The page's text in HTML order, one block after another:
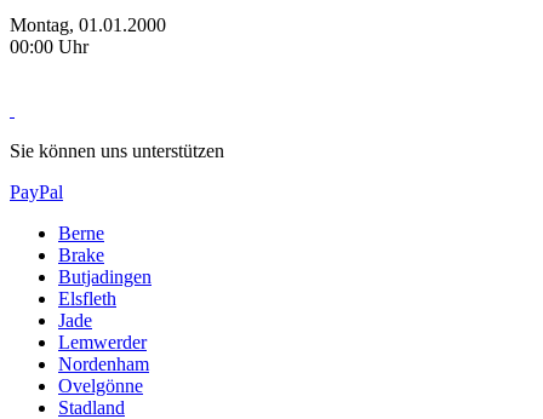
Montag, 01.01.2000
00:00 Uhr
Sie können uns unterstützen
PayPal
Berne
Brake
Butjadingen
Elsfleth
Jade
Lemwerder
Nordenham
Ovelgönne
Stadland